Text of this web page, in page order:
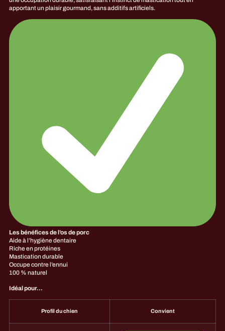
apportant un plaisir gourmand, sans additifs artificiels.
Les bénéfices de l’os de porc
Aide à l’hygiène dentaire
Riche en protéines
Mastication durable
Occupe contre l’ennui
100 % naturel
Idéal pour…
Profil du chien Convient